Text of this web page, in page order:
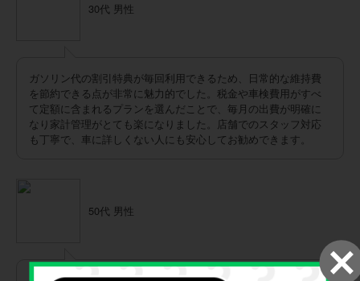
30代 男性
ガソリン代の割引特典が毎回利用できるため、日常的な維持費
を節約できる点が非常に魅力的でした。税金や車検費用がすべ
て定額に含まれるプランを選んだことで、毎月の出費が明確に
なり家計管理がとても楽になりました。店舗でのスタッフ対応
も丁寧で、車に詳しくない人にも安心してお勧めできます。
50代 男性